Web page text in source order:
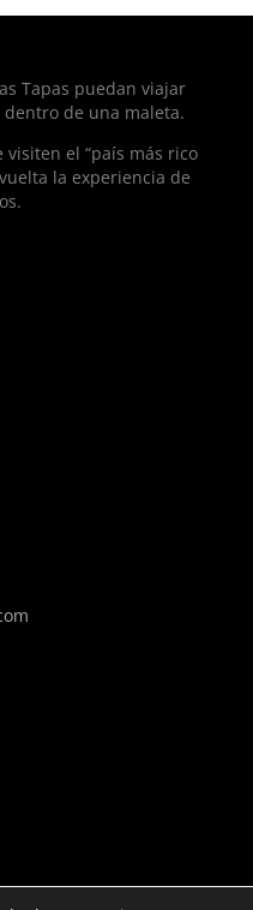
Tapas puedan viajar
de una maleta.
el “país más rico
la experiencia de